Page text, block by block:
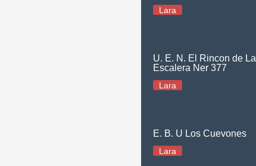
Lara
U. E. N. El Rincon de La
Escalera Ner 377
Lara
E. B. U Los Cuevones
Lara